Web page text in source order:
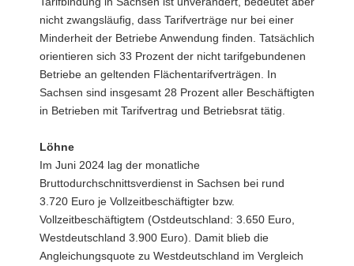
nicht zwangsläufig, dass Tarifverträge nur bei einer
Minderheit der Betriebe Anwendung finden. Tatsächlich
orientieren sich 33 Prozent der nicht tarifgebundenen
Betriebe an geltenden Flächentarifverträgen. In
Sachsen sind insgesamt 28 Prozent aller Beschäftigten
in Betrieben mit Tarifvertrag und Betriebsrat tätig.
Löhne
Im Juni 2024 lag der monatliche
Bruttodurchschnittsverdienst in Sachsen bei rund
3.720 Euro je Vollzeitbeschäftigter bzw.
Vollzeitbeschäftigtem (Ostdeutschland: 3.650 Euro,
Westdeutschland 3.900 Euro). Damit blieb die
Angleichungsquote zu Westdeutschland im Vergleich